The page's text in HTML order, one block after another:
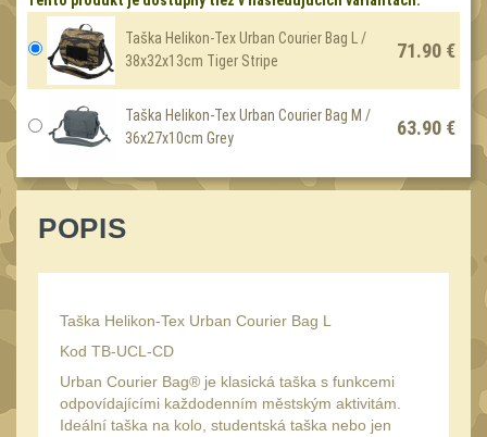
Nepromokavý potahy a
vaky18
Adaptéry
Taktická pera 5
Láhve
Lékárničky17
Na přežití
Adaptéry a risery 40
Boční montáže
Taška Helikon-Tex Urban Courier Bag L /
38x32x13cm Tiger Stripe
71.90 €
Taška Helikon-Tex Urban Courier Bag M /
36x27x10cm Grey
63.90 €
POPIS
Taška Helikon-Tex Urban Courier Bag L
Kod TB-UCL-CD
Urban Courier Bag® je klasická taška s funkcemi
odpovídajícími každodenním městským aktivitám.
Ideální taška na kolo, studentská taška nebo jen